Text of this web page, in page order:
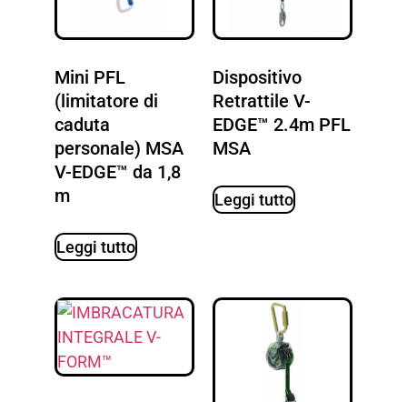
Mini PFL
(limitatore di
caduta
personale) MSA
V-EDGE™ da 1,8
m
Leggi tutto
Dispositivo
Retrattile V-
EDGE™ 2.4m PFL
MSA
Leggi tutto